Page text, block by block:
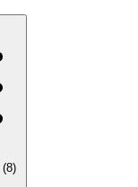
(8)